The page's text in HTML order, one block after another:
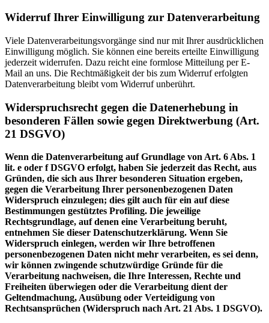
Widerruf Ihrer Einwilligung zur Datenverarbeitung
Viele Datenverarbeitungsvorgänge sind nur mit Ihrer ausdrücklichen
Einwilligung möglich. Sie können eine bereits erteilte Einwilligung
jederzeit widerrufen. Dazu reicht eine formlose Mitteilung per E-
Mail an uns. Die Rechtmäßigkeit der bis zum Widerruf erfolgten
Datenverarbeitung bleibt vom Widerruf unberührt.
Widerspruchsrecht gegen die Datenerhebung in
besonderen Fällen sowie gegen Direktwerbung (Art.
21 DSGVO)
Wenn die Datenverarbeitung auf Grundlage von Art. 6 Abs. 1
lit. e oder f DSGVO erfolgt, haben Sie jederzeit das Recht, aus
Gründen, die sich aus Ihrer besonderen Situation ergeben,
gegen die Verarbeitung Ihrer personenbezogenen Daten
Widerspruch einzulegen; dies gilt auch für ein auf diese
Bestimmungen gestütztes Profiling. Die jeweilige
Rechtsgrundlage, auf denen eine Verarbeitung beruht,
entnehmen Sie dieser Datenschutzerklärung. Wenn Sie
Widerspruch einlegen, werden wir Ihre betroffenen
personenbezogenen Daten nicht mehr verarbeiten, es sei denn,
wir können zwingende schutzwürdige Gründe für die
Verarbeitung nachweisen, die Ihre Interessen, Rechte und
Freiheiten überwiegen oder die Verarbeitung dient der
Geltendmachung, Ausübung oder Verteidigung von
Rechtsansprüchen (Widerspruch nach Art. 21 Abs. 1 DSGVO).